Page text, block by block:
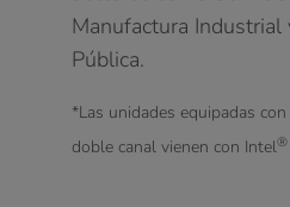
Manufactura Industrial
Pública.
*Las unidades equipadas
doble canal vienen con Intel®